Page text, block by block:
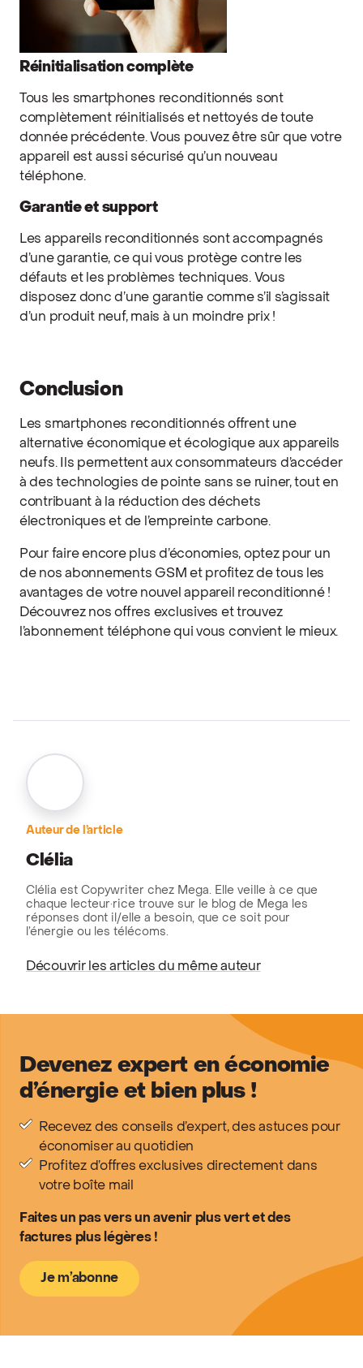
Réinitialisation complète
Tous les smartphones reconditionnés sont
complètement réinitialisés et nettoyés de toute
donnée précédente. Vous pouvez être sûr que votre
appareil est aussi sécurisé qu’un nouveau
téléphone.
Garantie et support
Les appareils reconditionnés sont accompagnés
d’une garantie, ce qui vous protège contre les
défauts et les problèmes techniques. Vous
disposez donc d’une garantie comme s’il s’agissait
d’un produit neuf, mais à un moindre prix !
Conclusion
Les smartphones reconditionnés offrent une
alternative économique et écologique aux appareils
neufs. Ils permettent aux consommateurs d’accéder
à des technologies de pointe sans se ruiner, tout en
contribuant à la réduction des déchets
électroniques et de l’empreinte carbone.
Pour faire encore plus d’économies, optez pour un
de nos abonnements GSM et profitez de tous les
avantages de votre nouvel appareil reconditionné !
Découvrez nos offres exclusives et trouvez
l’abonnement téléphone qui vous convient le mieux.
Auteur de l’article
Clélia
Clélia est Copywriter chez Mega. Elle veille à ce que
chaque lecteur·rice trouve sur le blog de Mega les
réponses dont il/elle a besoin, que ce soit pour
l’énergie ou les télécoms.
Découvrir les articles du même auteur
Devenez expert en économie
d’énergie et bien plus !
Recevez des conseils d’expert, des astuces pour
économiser au quotidien
Profitez d’offres exclusives directement dans
votre boîte mail
Faites un pas vers un avenir plus vert et des
factures plus légères !
Je m’abonne